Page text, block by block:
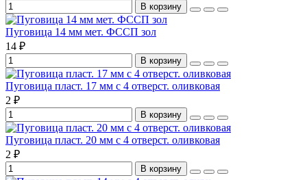
В корзину
Пуговица 14 мм мет. ФССП зол
14 ₽
В корзину
Пуговица пласт. 17 мм с 4 отверст. оливковая
2 ₽
В корзину
Пуговица пласт. 20 мм с 4 отверст. оливковая
2 ₽
В корзину